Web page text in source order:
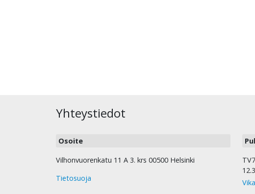
Yhteystiedot
Osoite
Vilhonvuorenkatu 11 A 3. krs 00500 Helsinki
Tietosuoja